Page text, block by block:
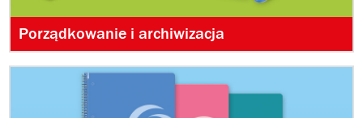
Porządkowanie i archiwizacja